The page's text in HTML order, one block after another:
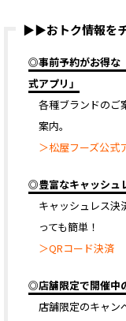
▶▶おトク情報を
◎事前予約がお得な
式アプリ」
各種ブランドのご
案内。
＞松屋フーズ公式
◎豊富なキャッシュ
キャッシュレス決
っても簡単！
＞QRコード決済
◎店舗限定で開催中
店舗限定のキャン